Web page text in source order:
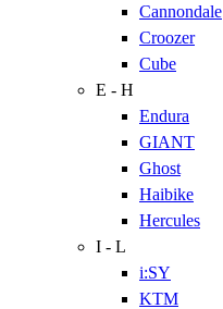
Cannondale
Croozer
Cube
E - H
Endura
GIANT
Ghost
Haibike
Hercules
I - L
i:SY
KTM